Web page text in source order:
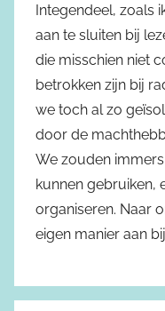
Integendeel, zoals
aan te sluiten bij
die misschien niet
betrokken zijn bij
we toch al zo
door de
We zouden
kunnen gebruiken,
organiseren. Naar
eigen manier aan